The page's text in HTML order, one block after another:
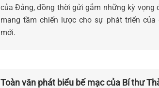
của Đảng, đồng thời gửi gắm những kỳ vọng
mang tầm chiến lược cho sự phát triển
mới.
Toàn văn phát biểu bế mạc của Bí thư